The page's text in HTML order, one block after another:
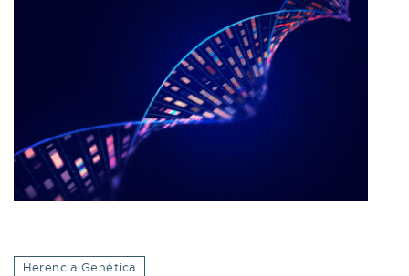
Herencia Genética